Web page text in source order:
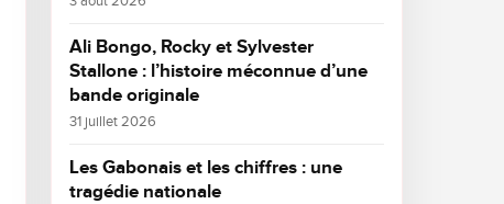
Ali Bongo, Rocky et Sylvester
Stallone : l’histoire méconnue d’une
bande originale
31 juillet 2026
Les Gabonais et les chiffres : une
tragédie nationale